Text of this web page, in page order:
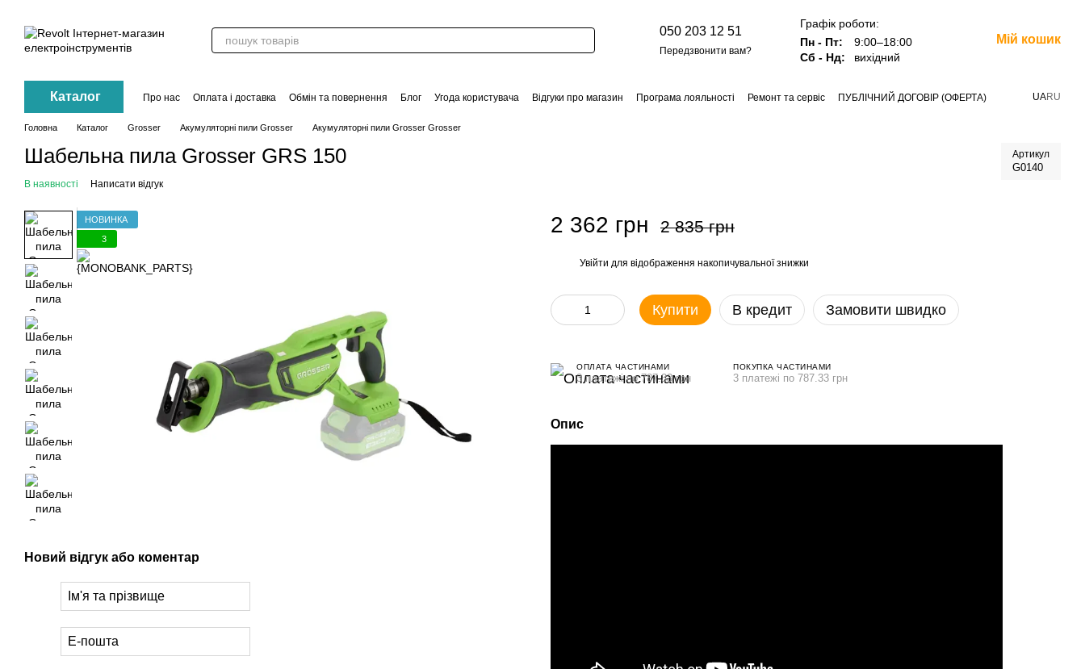
050 203 12 51
Передзвонити вам?
Графік роботи:
Пн - Пт:
9:00–18:00
Сб - Нд:
вихідний
Мій кошик
Каталог Про нас Оплата і доставка Обмін та повернення Блог Угода користувача Відгуки про магазин Програма лояльності Ремонт та сервіс
ПУБЛІЧНИЙ ДОГОВІР (ОФЕРТА)
UARU
Головна Каталог Grosser Акумуляторні пили Grosser Акумуляторні пили Grosser Grosser
Шабельна пила Grosser GRS 150 Артикул
G0140
В наявності Написати відгук
НОВИНКА
3
Новий відгук або коментар
2 362 грн 2 835 грн
Увійти для відображення накопичувальної знижки
Купити В кредит Замовити швидко
ОПЛАТА ЧАСТИНАМИ
3 платежі по 787.33 грн
ПОКУПКА ЧАСТИНАМИ
3 платежі по 787.33 грн
Опис